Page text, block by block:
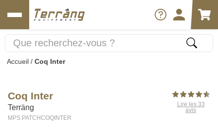
Accueil / Coq Inter
Coq Inter
Terräng
MPS.PATCHCOQINTER
Lire les 33
avis